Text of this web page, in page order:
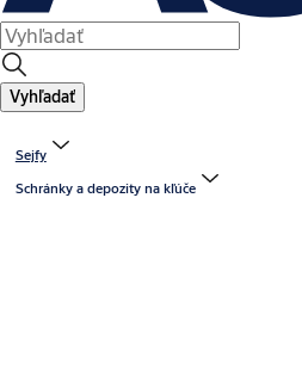
Vyhľadať
Sejfy
Schránky a depozity na kľúče